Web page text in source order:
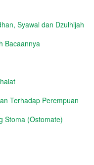
Syawal dan Dzulhijah
Bacaannya
Terhadap Perempuan
Stoma (Ostomate)